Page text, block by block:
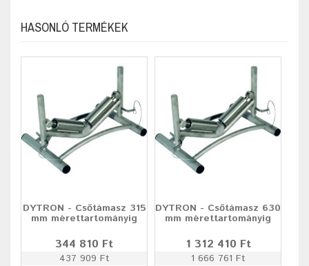
HASONLÓ TERMÉKEK
DYTRON - Csőtámasz 315
mm mérettartományig
344 810 Ft
437 909 Ft
DYTRON - Csőtámasz 630
mm mérettartományig
1 312 410 Ft
1 666 761 Ft